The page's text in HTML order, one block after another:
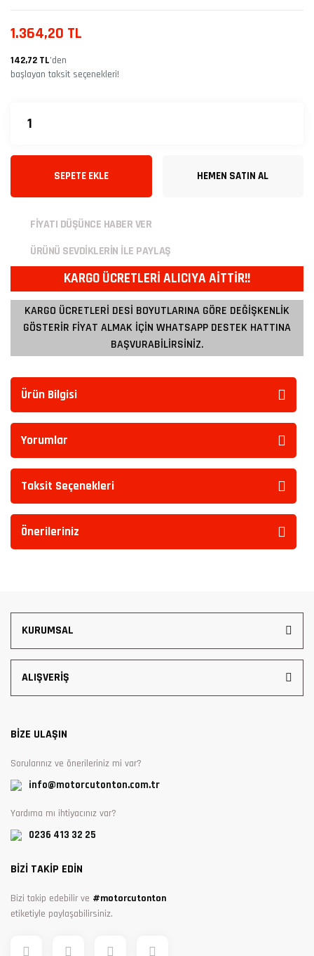
1.364,20 TL
142,72 TL’den
başlayan taksit seçenekleri!
SEPETE EKLE HEMEN SATIN AL
FİYATI DÜŞÜNCE HABER VER
ÜRÜNÜ SEVDİKLERİN İLE PAYLAŞ
KARGO ÜCRETLERİ ALICIYA AİTTİR!!
KARGO ÜCRETLERİ DESİ BOYUTLARINA GÖRE DEĞİŞKENLİK
GÖSTERİR FİYAT ALMAK İÇİN WHATSAPP DESTEK HATTINA
BAŞVURABİLİRSİNİZ.
Ürün Bilgisi
Yorumlar
Taksit Seçenekleri
Önerileriniz
KURUMSAL
ALIŞVERİŞ
BİZE ULAŞIN
Sorularınız ve önerileriniz mi var?
info@motorcutonton.com.tr
Yardıma mı ihtiyacınız var?
0236 413 32 25
BİZİ TAKİP EDİN
Bizi takip edebilir ve #motorcutonton
etiketiyle paylaşabilirsiniz.